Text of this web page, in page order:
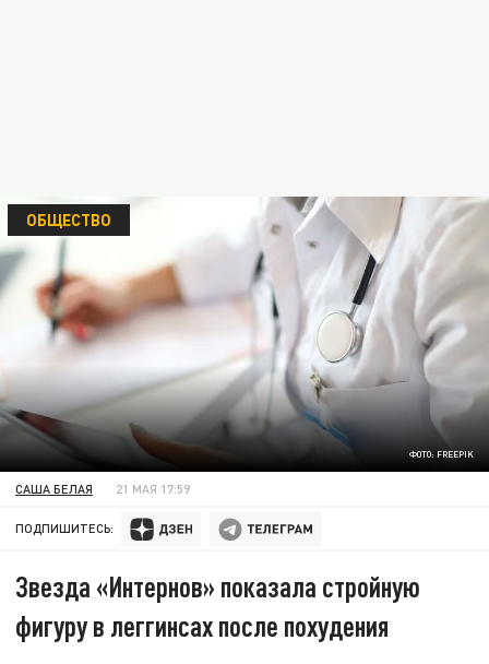
ФОТО: FREEPIK
ОБЩЕСТВО
САША БЕЛАЯ 21 МАЯ 17:59
ПОДПИШИТЕСЬ:
Звезда «Интернов» показала стройную
фигуру в леггинсах после похудения